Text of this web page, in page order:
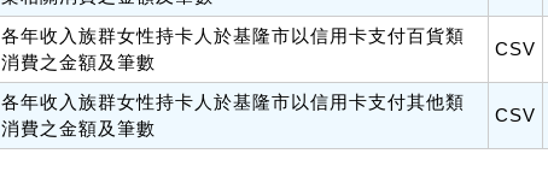
各年收入族群女性持卡人於基隆市以信用卡支付百貨類
消費之金額及筆數
CSV
各年收入族群女性持卡人於基隆市以信用卡支付其他類
消費之金額及筆數
CSV